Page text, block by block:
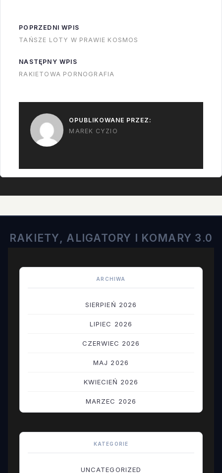
POPRZEDNI WPIS
TAŃSZE LOTY W PRAWIE KOSMOS
NASTĘPNY WPIS
RAKIETOWA PORNOGRAFIA
OPUBLIKOWANE PRZEZ:
MAREK CYZIO
RAKIETY, ALIGATORY I KOMARY 3.0
ARCHIWA
SIERPIEŃ 2026
LIPIEC 2026
CZERWIEC 2026
MAJ 2026
KWIECIEŃ 2026
MARZEC 2026
KATEGORIE
UNCATEGORIZED